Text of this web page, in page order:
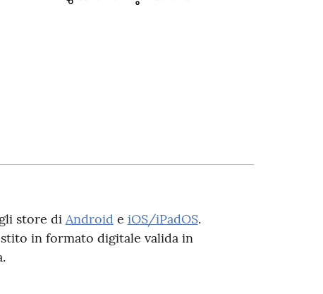
store di Androide iOS/iPadOS.
in formato digitale valida in